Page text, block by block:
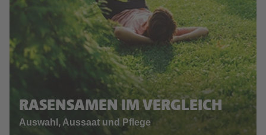
RASENSAMEN IM VERGLEICH
Auswahl, Aussaat und Pflege